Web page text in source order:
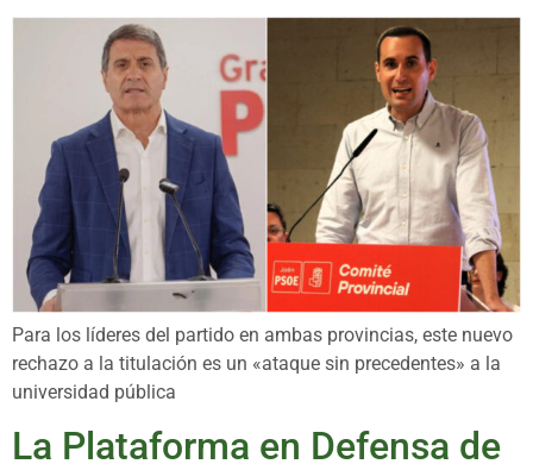
Para los líderes del partido en ambas provincias, este nuevo
rechazo a la titulación es un «ataque sin precedentes» a la
universidad pública
La Plataforma en Defensa de